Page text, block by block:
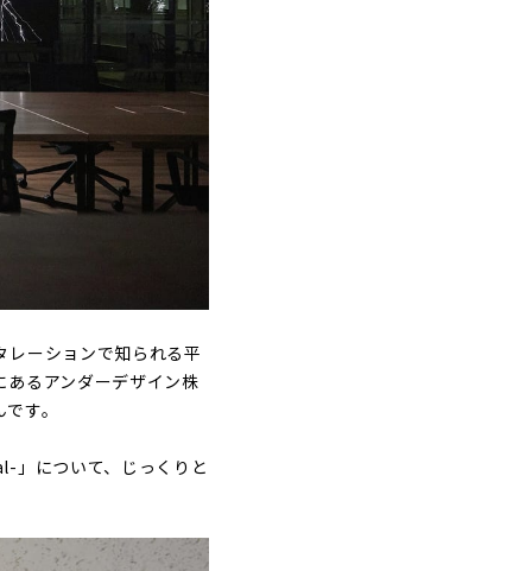
ーションで知られる平
るアンダーデザイン株
す。
」について、じっくりと